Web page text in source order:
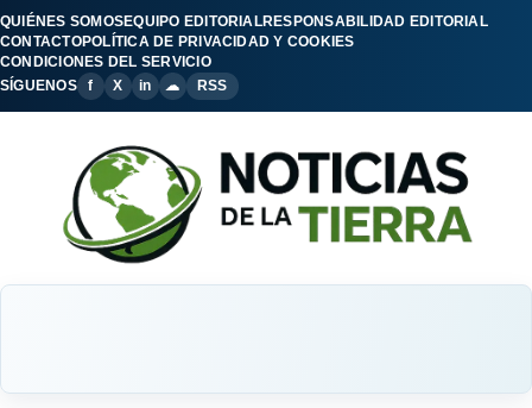
QUIÉNES SOMOSEQUIPO EDITORIALRESPONSABILIDAD EDITORIAL
CONTACTOPOLÍTICA DE PRIVACIDAD Y COOKIES
CONDICIONES DEL SERVICIO
SÍGUENOS
f X in ☁ RSS